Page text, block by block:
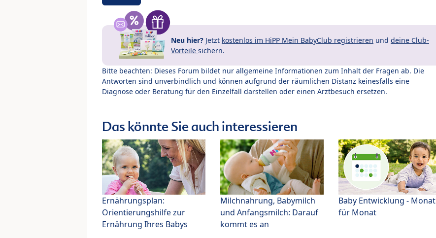
Neu hier? Jetzt kostenlos im HiPP Mein BabyClub registrieren und deine Club-
Vorteile sichern.
Bitte beachten: Dieses Forum bildet nur allgemeine Informationen zum Inhalt der Fragen ab. Die
Antworten sind unverbindlich und können aufgrund der räumlichen Distanz keinesfalls eine
Diagnose oder Beratung für den Einzelfall darstellen oder einen Arztbesuch ersetzen.
Das könnte Sie auch interessieren
Ernährungsplan:
Orientierungshilfe zur
Ernährung Ihres Babys
Milchnahrung, Babymilch
und Anfangsmilch: Darauf
kommt es an
Baby Entwicklung - Monat
für Monat